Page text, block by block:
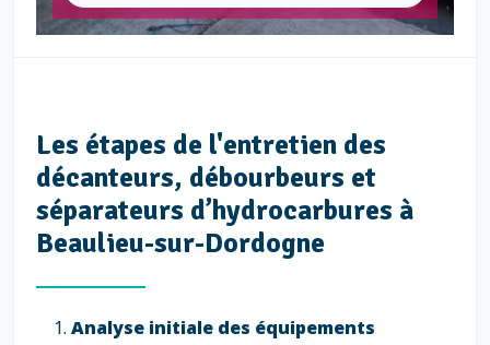
Les étapes de l'entretien des
décanteurs, débourbeurs et
séparateurs d’hydrocarbures à
Beaulieu-sur-Dordogne
Analyse initiale des équipements